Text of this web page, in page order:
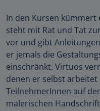
In den Kursen kümmert
steht mit Rat und Tat
vor und gibt
er jemals die
einschränkt. Virtuos
denen er selbst
TeilnehmerInnen auf
malerischen